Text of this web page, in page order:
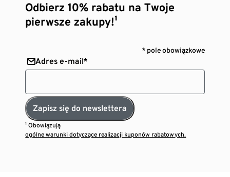
Odbierz 10% rabatu na Twoje
pierwsze zakupy!¹
* pole obowiązkowe
Adres e-mail*
Zapisz się do newslettera
¹ Obowiązują
ogólne warunki dotyczące realizacji kuponów rabatowych.